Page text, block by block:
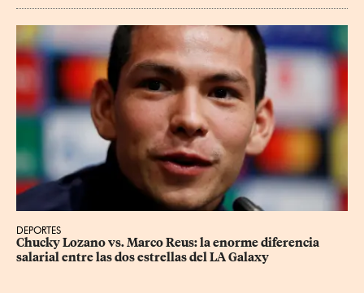
DEPORTES
Chucky Lozano vs. Marco Reus: la enorme diferencia
salarial entre las dos estrellas del LA Galaxy